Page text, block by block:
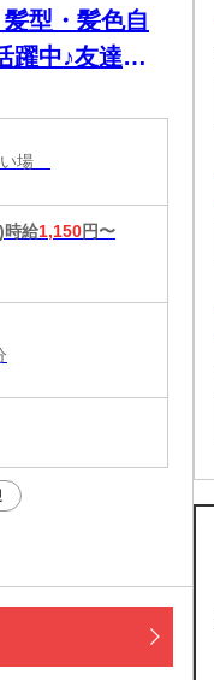
型・髪色自
躍中♪友達と
い場
時給1,150円〜